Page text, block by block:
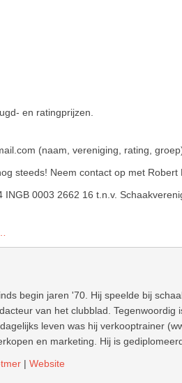
en ratingprijzen.
(naam, vereniging, rating,
steeds! Neem contact op met Robert
0003 2662 16 t.n.v.
begin jaren '70. Hij speelde bij
van het clubblad. Tegenwoordig
leven was hij verkooptrainer
en marketing. Hij is
| Website